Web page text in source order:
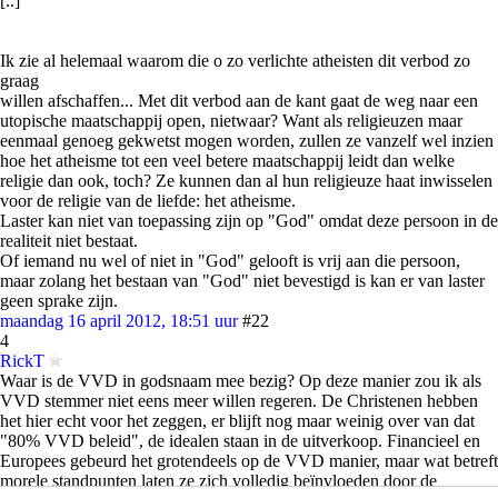
Ik zie al helemaal waarom die o zo verlichte atheisten dit verbod zo
graag
willen afschaffen... Met dit verbod aan de kant gaat de weg naar een
utopische maatschappij open, nietwaar? Want als religieuzen maar
eenmaal genoeg gekwetst mogen worden, zullen ze vanzelf wel inzien
hoe het atheisme tot een veel betere maatschappij leidt dan welke
religie dan ook, toch? Ze kunnen dan al hun religieuze haat inwisselen
voor de religie van de liefde: het atheisme.
Laster kan niet van toepassing zijn op "God" omdat deze persoon in de
realiteit niet bestaat.
Of iemand nu wel of niet in "God" gelooft is vrij aan die persoon,
maar zolang het bestaan van "God" niet bevestigd is kan er van laster
geen sprake zijn.
maandag 16 april 2012, 18:51 uur #22
4
RickT
Waar is de VVD in godsnaam mee bezig? Op deze manier zou ik als
VVD stemmer niet eens meer willen regeren. De Christenen hebben
het hier echt voor het zeggen, er blijft nog maar weinig over van dat
"80% VVD beleid", de idealen staan in de uitverkoop. Financieel en
Europees gebeurd het grotendeels op de VVD manier, maar wat betreft
morele standpunten laten ze zich volledig beïnvloeden door de